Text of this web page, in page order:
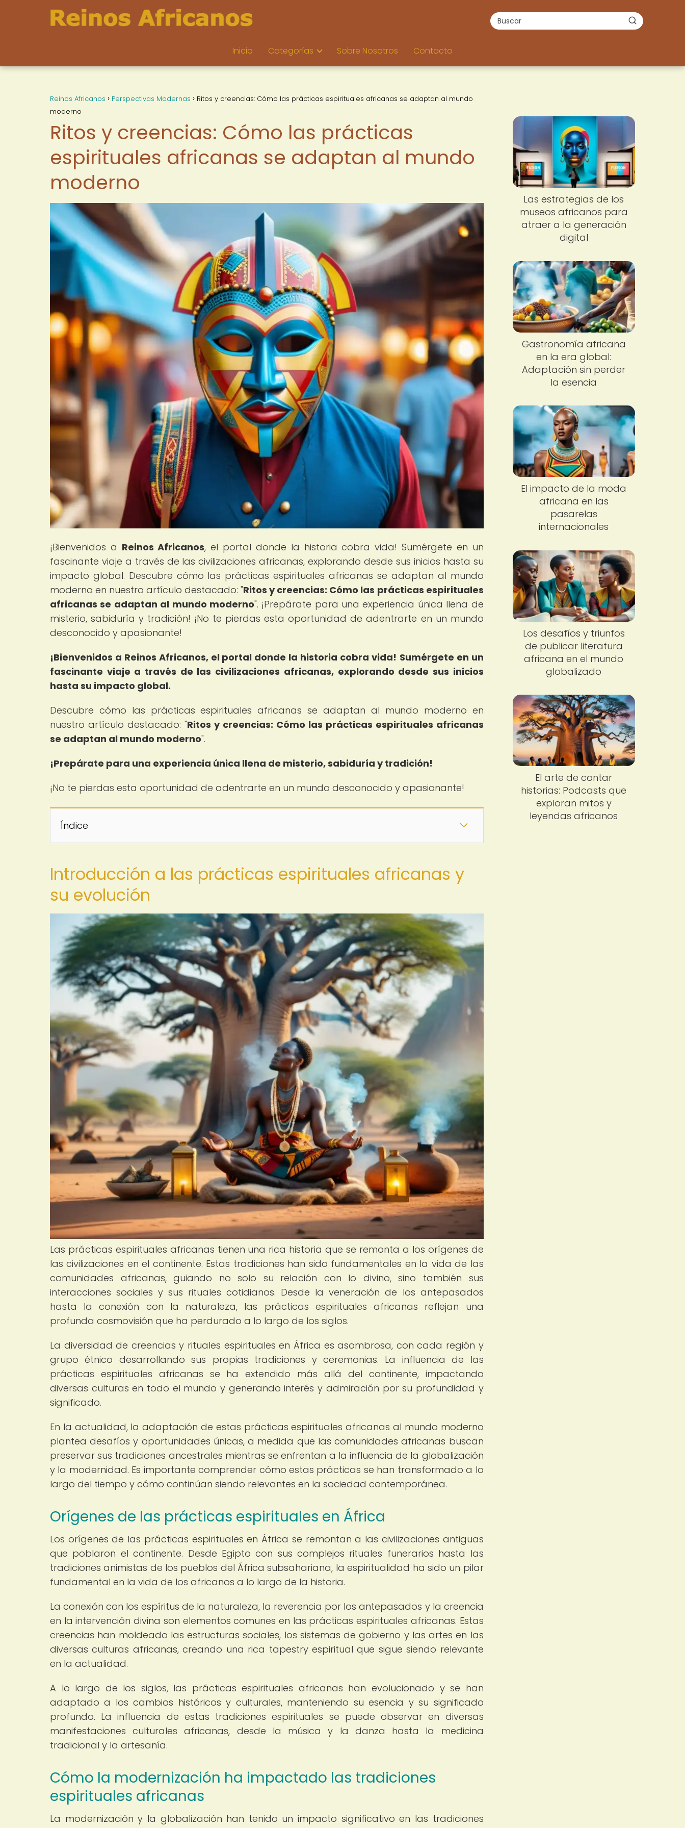
Inicio Categorías Sobre Nosotros Contacto
Reinos Africanos Perspectivas Modernas
Ritos y creencias: Cómo las prácticas espirituales africanas se adaptan al mundo
moderno
Ritos y creencias: Cómo las prácticas
espirituales africanas se adaptan al mundo
moderno
¡Bienvenidos a Reinos Africanos, el portal donde la historia cobra vida! Sumérgete en un
fascinante viaje a través de las civilizaciones africanas, explorando desde sus inicios hasta su
impacto global. Descubre cómo las prácticas espirituales africanas se adaptan al mundo
moderno en nuestro artículo destacado: "Ritos y creencias: Cómo las prácticas espirituales
africanas se adaptan al mundo moderno". ¡Prepárate para una experiencia única llena de
misterio, sabiduría y tradición! ¡No te pierdas esta oportunidad de adentrarte en un mundo
desconocido y apasionante!
¡Bienvenidos a Reinos Africanos, el portal donde la historia cobra vida! Sumérgete en un
fascinante viaje a través de las civilizaciones africanas, explorando desde sus inicios
hasta su impacto global.
Descubre cómo las prácticas espirituales africanas se adaptan al mundo moderno en
nuestro artículo destacado: "Ritos y creencias: Cómo las prácticas espirituales africanas
se adaptan al mundo moderno".
¡Prepárate para una experiencia única llena de misterio, sabiduría y tradición!
¡No te pierdas esta oportunidad de adentrarte en un mundo desconocido y apasionante!
Índice
Introducción a las prácticas espirituales africanas y
su evolución
Las prácticas espirituales africanas tienen una rica historia que se remonta a los orígenes de
las civilizaciones en el continente. Estas tradiciones han sido fundamentales en la vida de las
comunidades africanas, guiando no solo su relación con lo divino, sino también sus
interacciones sociales y sus rituales cotidianos. Desde la veneración de los antepasados
hasta la conexión con la naturaleza, las prácticas espirituales africanas reflejan una
profunda cosmovisión que ha perdurado a lo largo de los siglos.
La diversidad de creencias y rituales espirituales en África es asombrosa, con cada región y
grupo étnico desarrollando sus propias tradiciones y ceremonias. La influencia de las
prácticas espirituales africanas se ha extendido más allá del continente, impactando
diversas culturas en todo el mundo y generando interés y admiración por su profundidad y
significado.
En la actualidad, la adaptación de estas prácticas espirituales africanas al mundo moderno
plantea desafíos y oportunidades únicas, a medida que las comunidades africanas buscan
preservar sus tradiciones ancestrales mientras se enfrentan a la influencia de la globalización
y la modernidad. Es importante comprender cómo estas prácticas se han transformado a lo
largo del tiempo y cómo continúan siendo relevantes en la sociedad contemporánea.
Orígenes de las prácticas espirituales en África
Los orígenes de las prácticas espirituales en África se remontan a las civilizaciones antiguas
que poblaron el continente. Desde Egipto con sus complejos rituales funerarios hasta las
tradiciones animistas de los pueblos del África subsahariana, la espiritualidad ha sido un pilar
fundamental en la vida de los africanos a lo largo de la historia.
La conexión con los espíritus de la naturaleza, la reverencia por los antepasados y la creencia
en la intervención divina son elementos comunes en las prácticas espirituales africanas. Estas
creencias han moldeado las estructuras sociales, los sistemas de gobierno y las artes en las
diversas culturas africanas, creando una rica tapestry espiritual que sigue siendo relevante
en la actualidad.
A lo largo de los siglos, las prácticas espirituales africanas han evolucionado y se han
adaptado a los cambios históricos y culturales, manteniendo su esencia y su significado
profundo. La influencia de estas tradiciones espirituales se puede observar en diversas
manifestaciones culturales africanas, desde la música y la danza hasta la medicina
tradicional y la artesanía.
Cómo la modernización ha impactado las tradiciones
espirituales africanas
La modernización y la globalización han tenido un impacto significativo en las tradiciones
Las estrategias de los
museos africanos para
atraer a la generación
digital
Gastronomía africana
en la era global:
Adaptación sin perder
la esencia
El impacto de la moda
africana en las
pasarelas
internacionales
Los desafíos y triunfos
de publicar literatura
africana en el mundo
globalizado
El arte de contar
historias: Podcasts que
exploran mitos y
leyendas africanos